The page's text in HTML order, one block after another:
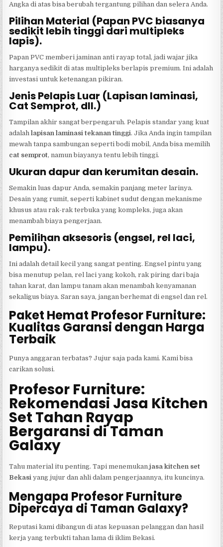
Angka di atas bisa berubah tergantung pilihan dan selera Anda.
Pilihan Material (Papan PVC biasanya
sedikit lebih tinggi dari multipleks
lapis).
Papan PVC memberi jaminan anti rayap total, jadi wajar jika
harganya sedikit di atas multipleks berlapis premium. Ini adalah
investasi untuk ketenangan pikiran.
Jenis Pelapis Luar (Lapisan laminasi,
Cat Semprot, dll.)
Tampilan akhir sangat berpengaruh. Pelapis standar yang kuat
adalahlapisan laminasi tekanan tinggi. Jika Anda ingin tampilan
mewah tanpa sambungan seperti bodi mobil, Anda bisa memilih
cat semprot, namun biayanya tentu lebih tinggi.
Ukuran dapur dan kerumitan desain.
Semakin luas dapur Anda, semakin panjang meter larinya.
Desain yang rumit, seperti kabinet sudut dengan mekanisme
khusus atau rak-rak terbuka yang kompleks, juga akan
menambah biaya pengerjaan.
Pemilihan aksesoris (engsel, rel laci,
lampu).
Ini adalah detail kecil yang sangat penting. Engsel pintu yang
bisa menutup pelan, rel laci yang kokoh, rak piring dari baja
tahan karat, dan lampu tanam akan menambah kenyamanan
sekaligus biaya. Saran saya, jangan berhemat di engsel dan rel.
Paket Hemat Profesor Furniture:
Kualitas Garansi dengan Harga
Terbaik
Punya anggaran terbatas? Jujur saja pada kami. Kami bisa
carikan solusi.
Profesor Furniture:
Rekomendasi Jasa Kitchen
Set Tahan Rayap
Bergaransi di Taman
Galaxy
Tahu material itu penting. Tapi menemukanjasa kitchen set
Bekasi yang jujur dan ahli dalam pengerjaannya, itu kuncinya.
Mengapa Profesor Furniture
Dipercaya di Taman Galaxy?
Reputasi kami dibangun di atas kepuasan pelanggan dan hasil
kerja yang terbukti tahan lama di iklim Bekasi.